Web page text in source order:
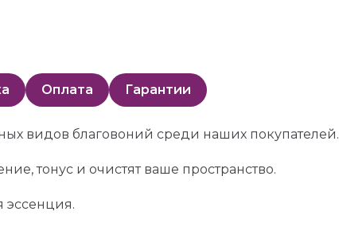
Оплата Гарантии
видов благовоний среди наших покупателей.
тонус и очистят ваше пространство.
эссенция.